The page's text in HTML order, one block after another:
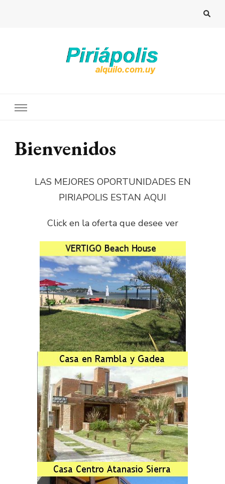
Bienvenidos
LAS MEJORES OPORTUNIDADES EN
PIRIAPOLIS ESTAN AQUI
Click en la oferta que desee ver